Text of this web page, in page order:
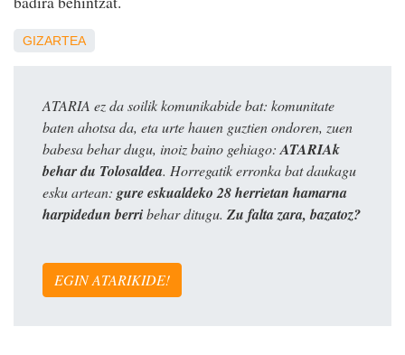
GIZARTEA
ATARIA ez da soilik komunikabide bat: komunitate
baten ahotsa da, eta urte hauen guztien ondoren, zuen
babesa behar dugu, inoiz baino gehiago: ATARIAk
behar du Tolosaldea. Horregatik erronka bat daukagu
esku artean: gure eskualdeko 28 herrietan hamarna
harpidedun berribehar ditugu. Zu falta zara, bazatoz?
EGIN ATARIKIDE!